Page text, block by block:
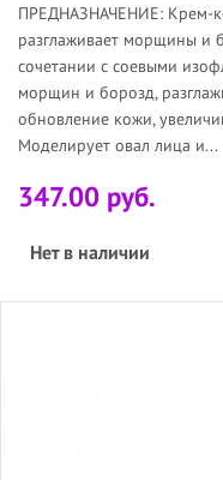
ПРЕДНАЗНАЧЕНИЕ: Крем-
разглаживает морщины и
сочетании с соевыми
морщин и борозд,
обновление кожи,
Моделирует овал лица и...
347.00 руб.
Нет в наличии